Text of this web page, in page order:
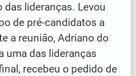
das lideranças. Levou
de pré-candidatos a
a reunião, Adriano do
uma das lideranças
recebeu o pedido de